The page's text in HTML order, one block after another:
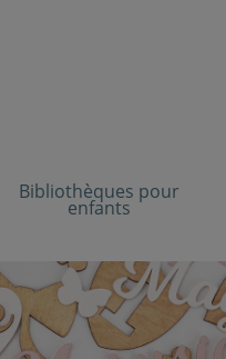
Bibliothèques pour
enfants